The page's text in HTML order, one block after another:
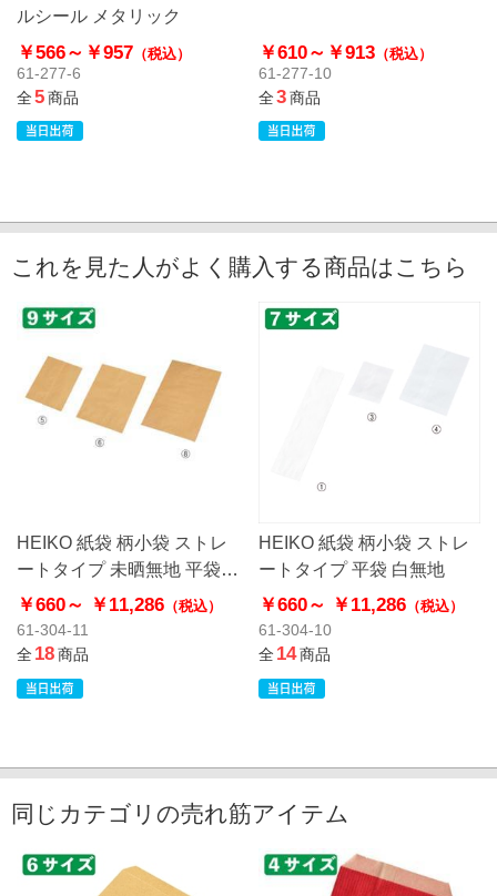
ルシール メタリック
￥566～ ￥957 （税込）
61-277-6
全5商品
￥610～ ￥913 （税込）
61-277-10
全3商品
これを見た人がよく購入する商品はこちら
HEIKO 紙袋 柄小袋 ストレ
ートタイプ 未晒無地 平袋
クラフト
￥660～ ￥11,286 （税込）
61-304-11
全18商品
HEIKO 紙袋 柄小袋 ストレ
ートタイプ 平袋 白無地
￥660～ ￥11,286（税込）
61-304-10
全14商品
同じカテゴリの売れ筋アイテム